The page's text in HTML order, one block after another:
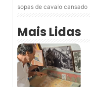
sopas de cavalo cansado
Mais Lidas